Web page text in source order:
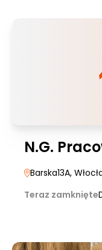
N.G.
Barska13A,
Teraz zamknięte